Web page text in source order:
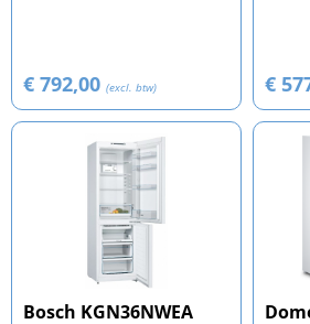
€ 792,00 (excl. btw) €
Bosch KGN36NWEA